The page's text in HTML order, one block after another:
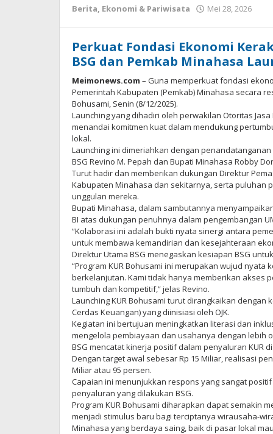
Berita, Ekonomi & Pariwisata Mei 28, 2026
Perkuat Fondasi Ekonomi
BSG dan Pemkab Minahasa
Meimonews.com – Guna memperkuat fondasi
Pemerintah Kabupaten (Pemkab) Minahasa secara
Bohusami, Senin (8/12/2025).
Launching yang dihadiri oleh perwakilan Otoritas Jasa
menandai komitmen kuat dalam mendukung
lokal.
Launching ini dimeriahkan dengan
BSG Revino M. Pepah dan Bupati Minahasa Robby
Turut hadir dan memberikan dukungan Direktur
Kabupaten Minahasa dan sekitarnya, serta puluhan
unggulan mereka.
Bupati Minahasa, dalam sambutannya
BI atas dukungan penuhnya dalam pengembangan
“Kolaborasi ini adalah bukti nyata sinergi antara
untuk membawa kemandirian dan kesejahteraan
Direktur Utama BSG menegaskan kesiapan BSG
“Program KUR Bohusami ini merupakan wujud nyata
berkelanjutan. Kami tidak hanya memberikan akses
tumbuh dan kompetitif,” jelas Revino.
Launching KUR Bohusami turut dirangkaikan
Cerdas Keuangan) yang diinisiasi oleh OJK.
Kegiatan ini bertujuan meningkatkan literasi dan
mengelola pembiayaan dan usahanya dengan lebih
BSG mencatat kinerja positif dalam penyaluran KUR
Dengan target awal sebesar Rp 15 Miliar, realisasi
Miliar atau 95 persen.
Capaian ini menunjukkan respons yang sangat
penyaluran yang dilakukan BSG.
Program KUR Bohusami diharapkan dapat semakin
menjadi stimulus baru bagi terciptanya wirausaha-
Minahasa yang berdaya saing, baik di pasar lokal